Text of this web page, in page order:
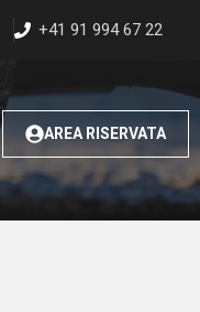
+41 91 994 67 22
AREA RISERVATA